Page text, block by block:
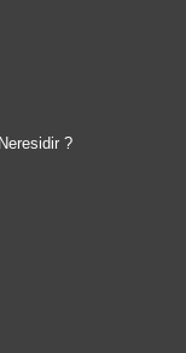
?